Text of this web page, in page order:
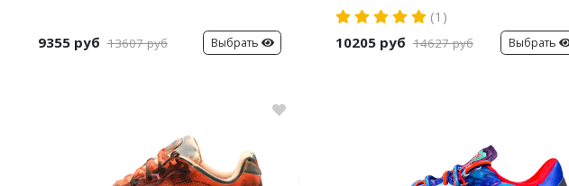
9355 руб 13607 руб Выбрать
(1)
10205 руб 14627 руб Выбрать